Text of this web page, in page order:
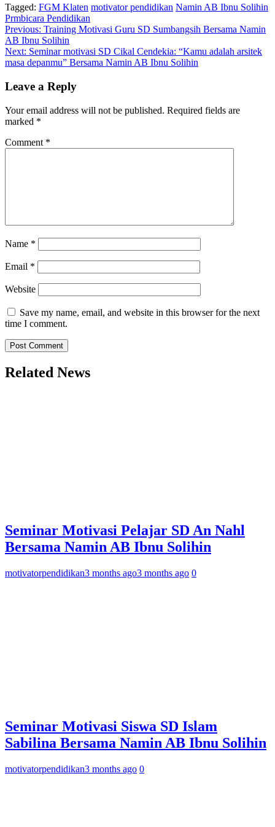
Tagged: FGM Klaten motivator pendidikan Namin AB Ibnu Solihin
Prmbicara Pendidikan
Post
navigation
Previous: Training Motivasi Guru SD Sumbangsih Bersama Namin
AB Ibnu Solihin
Next: Seminar motivasi SD Cikal Cendekia: “Kamu adalah arsitek
masa depanmu” Bersama Namin AB Ibnu Solihin
Leave a Reply
Your email address will not be published. Required fields are
marked *
Comment *
Name *
Email *
Website
Save my name, email, and website in this browser for the next
time I comment.
Related News
Seminar Motivasi Pelajar SD An Nahl
Bersama Namin AB Ibnu Solihin
motivatorpendidikan3 months ago3 months ago 0
Seminar Motivasi Siswa SD Islam
Sabilina Bersama Namin AB Ibnu Solihin
motivatorpendidikan3 months ago 0